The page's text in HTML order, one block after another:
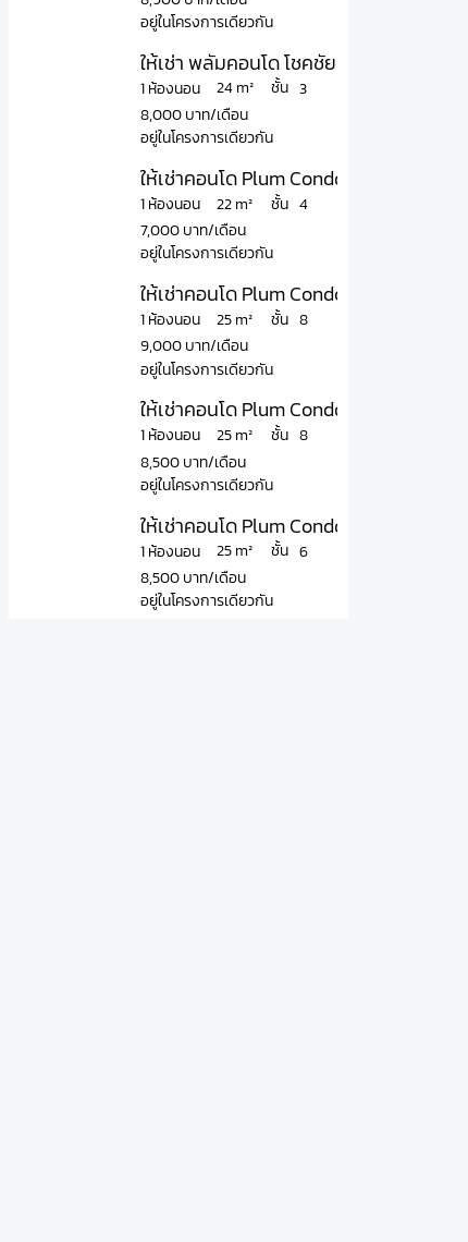
อยู่ในโครงการเดียวกัน
ให้เช่า พลัมคอนโด โชคชัย 4 ใกล้ Central
1 ห้องนอน
8,000 บาท/เดือน
ชั้น
24 m² 3
อยู่ในโครงการเดียวกัน
ให้เช่าคอนโด Plum Condo Chokchai 4
1 ห้องนอน
7,000 บาท/เดือน
ชั้น
22 m² 4
อยู่ในโครงการเดียวกัน
ให้เช่าคอนโด Plum Condo Chokchai 4
1 ห้องนอน
9,000 บาท/เดือน
ชั้น
25 m² 8
อยู่ในโครงการเดียวกัน
ให้เช่าคอนโด Plum Condo Chokchai 4
1 ห้องนอน
8,500 บาท/เดือน
ชั้น
25 m² 8
อยู่ในโครงการเดียวกัน
ให้เช่าคอนโด Plum Condo Chokchai 4
1 ห้องนอน
8,500 บาท/เดือน
ชั้น
25 m² 6
อยู่ในโครงการเดียวกัน